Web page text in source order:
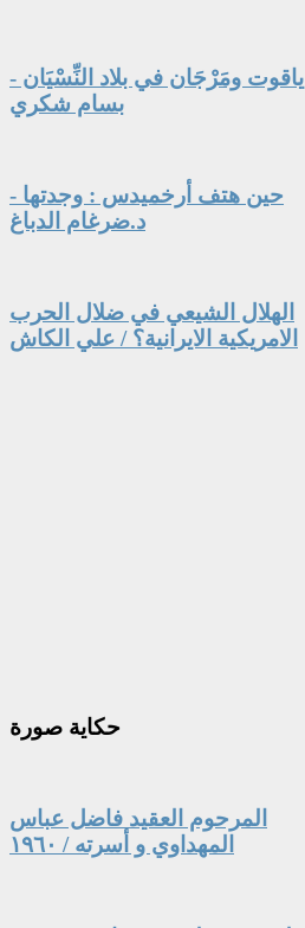
ياقوت ومَرْجَان في بلاد النِّسْيَان -
بسام شكري
حين هتف أرخميدس : وجدتها -
د.ضرغام الدباغ
الهلال الشيعي في ضلال الحرب
الامريكية الايرانية؟ / علي الكاش
حكاية صورة
المرحوم العقيد فاضل عباس
المهداوي و أسرته / ١٩٦٠